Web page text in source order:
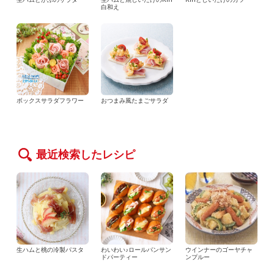
白和え
ボックスサラダフラワー おつまみ風たまごサラダ
最近検索したレシピ
生ハムと桃の冷製パスタ
わいわい♪ロールパンサン
ドパーティー
ウインナーのゴーヤチャ
ンプルー